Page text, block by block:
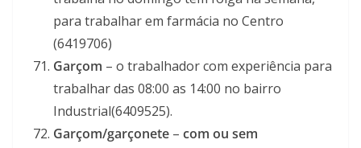
para trabalhar em farmácia no Centro
(6419706)
Garçom – o trabalhador com experiência para
trabalhar das 08:00 as 14:00 no bairro
Industrial(6409525).
Garçom/garçonete – com ou sem